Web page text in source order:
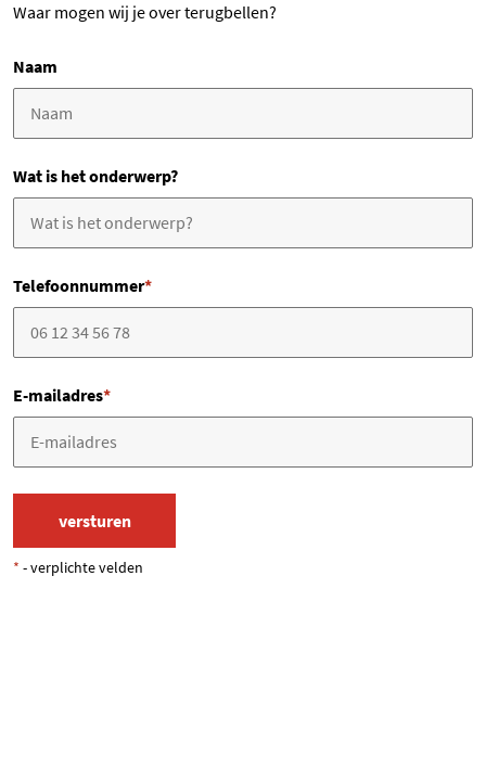
Waar mogen wij je over terugbellen?
Naam
Wat is het onderwerp?
Telefoonnummer*
E-mailadres*
* - verplichte velden